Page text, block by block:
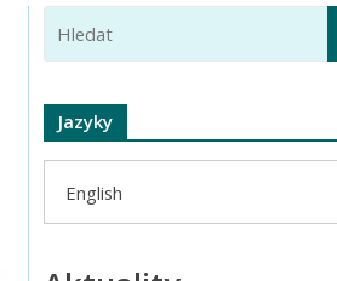
Jazyky
English